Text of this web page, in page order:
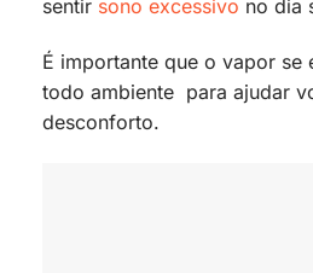
sentir sono excessivo no dia
É importante que o vapor se
todo ambiente para ajudar
desconforto.